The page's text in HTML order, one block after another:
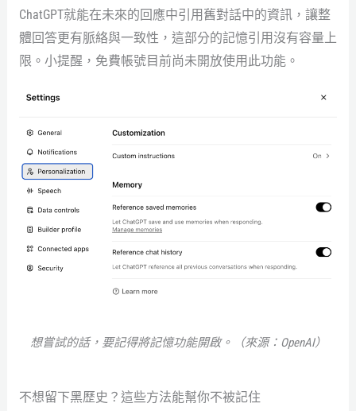
ChatGPT就能在未來的回應中引用舊對話中的資訊，讓整
體回答更有脈絡與一致性，這部分的記憶引用沒有容量上
限。小提醒，免費帳號目前尚未開放使用此功能。
想嘗試的話，要記得將記憶功能開啟。（來源：OpenAI）
不想留下黑歷史？這些方法能幫你不被記住